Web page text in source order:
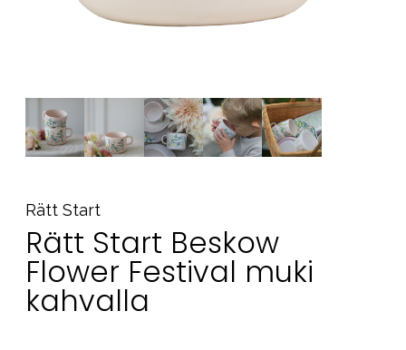
Rätt Start
Rätt Start Beskow
Flower Festival muki
kahvalla
Aurinko ja uinti Outlet
Opas